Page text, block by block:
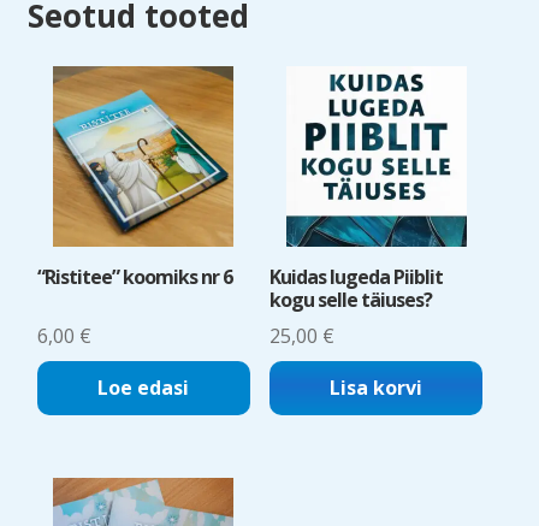
Seotud tooted
“Ristitee” koomiks nr 6
6,00 €
Loe edasi
Kuidas lugeda Piiblit
kogu selle täiuses?
25,00 €
Lisa korvi